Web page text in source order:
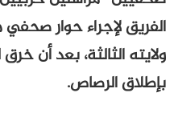
الفريق لإجراء حوار
ولايته الثالثة، بعد أن
بإطلاق الرصاص.